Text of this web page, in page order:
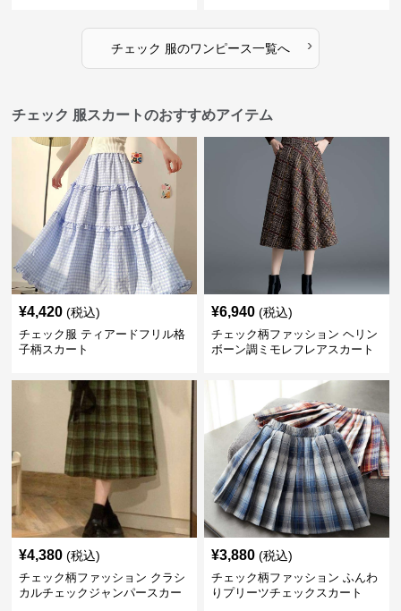
チェック 服のワンピース一覧へ ›
チェック 服スカートのおすすめアイテム
¥4,420 (税込)
チェック服 ティアードフリル格
子柄スカート
¥6,940 (税込)
チェック柄ファッション ヘリン
ボーン調ミモレフレアスカート
¥4,380 (税込)
チェック柄ファッション クラシ
カルチェックジャンパースカー
¥3,880 (税込)
チェック柄ファッション ふんわ
りプリーツチェックスカート